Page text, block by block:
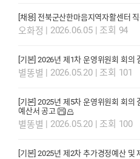
[채용] 전북군산한마음지역자활센터
오화정 | 2026.06.05 | 조회 94
[기본] 2026년 제1차 운영위원회 회의
별똥별 | 2026.05.20 | 조회 101
[기본] 2025년 제5차 운영위원회 회의
예산서 공고
별똥별 | 2026.05.20 | 조회 100
[기본] 2025년 제2차 추가경정예산 및